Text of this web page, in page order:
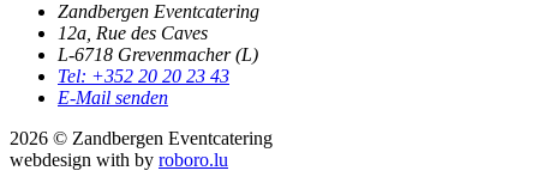
Zandbergen Eventcatering
12a, Rue des Caves
L-6718 Grevenmacher (L)
Tel: +352 20 20 23 43
E-Mail senden
2026 © Zandbergen Eventcatering
webdesign with by roboro.lu